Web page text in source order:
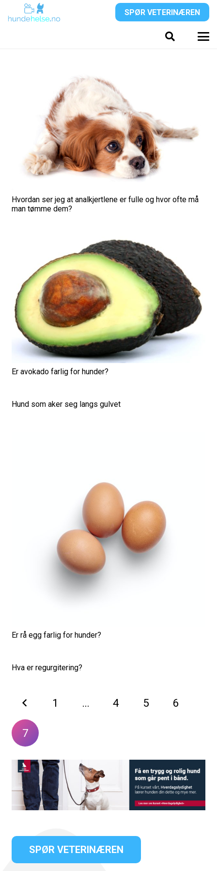
SPØR VETERINÆREN
Hvordan ser jeg at analkjertlene er fulle og hvor ofte må
man tømme dem?
Er avokado farlig for hunder?
Hund som aker seg langs gulvet
Er rå egg farlig for hunder?
Hva er regurgitering?
1 … 4 5 6
7
SPØR VETERINÆREN